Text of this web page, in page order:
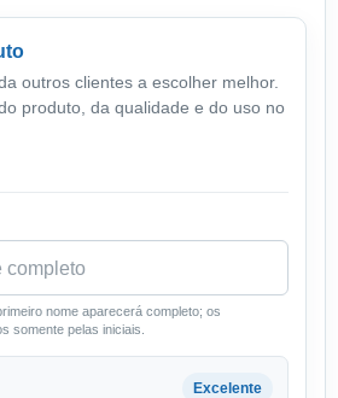
outros clientes a escolher melhor.
produto, da qualidade e do uso no
nome aparecerá completo; os
somente pelas iniciais.
Excelente